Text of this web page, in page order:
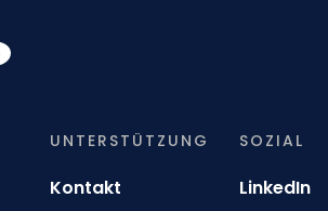
UNTERSTÜTZUNG
Kontakt
SOZIAL
LinkedIn